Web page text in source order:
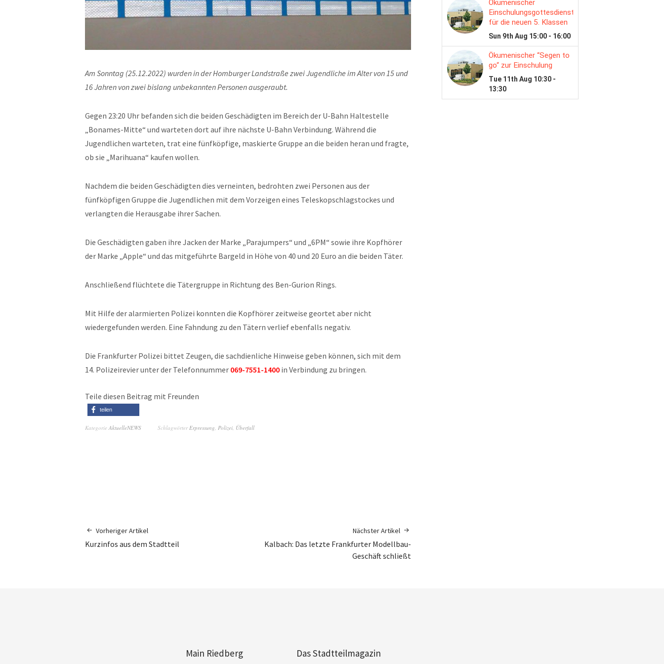
Am Sonntag (25.12.2022) wurden in der Homburger Landstraße zwei Jugendliche im Alter von 15 und
16 Jahren von zwei bislang unbekannten Personen ausgeraubt.
Gegen 23:20 Uhr befanden sich die beiden Geschädigten im Bereich der U-Bahn Haltestelle
„Bonames-Mitte“ und warteten dort auf ihre nächste U-Bahn Verbindung. Während die
Jugendlichen warteten, trat eine fünfköpfige, maskierte Gruppe an die beiden heran und fragte,
ob sie „Marihuana“ kaufen wollen.
Nachdem die beiden Geschädigten dies verneinten, bedrohten zwei Personen aus der
fünfköpfigen Gruppe die Jugendlichen mit dem Vorzeigen eines Teleskopschlagstockes und
verlangten die Herausgabe ihrer Sachen.
Die Geschädigten gaben ihre Jacken der Marke „Parajumpers“ und „6PM“ sowie ihre Kopfhörer
der Marke „Apple“ und das mitgeführte Bargeld in Höhe von 40 und 20 Euro an die beiden Täter.
Anschließend flüchtete die Tätergruppe in Richtung des Ben-Gurion Rings.
Mit Hilfe der alarmierten Polizei konnten die Kopfhörer zeitweise geortet aber nicht
wiedergefunden werden. Eine Fahndung zu den Tätern verlief ebenfalls negativ.
Die Frankfurter Polizei bittet Zeugen, die sachdienliche Hinweise geben können, sich mit dem
14. Polizeirevier unter der Telefonnummer 069-7551-1400 in Verbindung zu bringen.
Teile diesen Beitrag mit Freunden
teilen
Kategorie AktuelleNEWS SchlagwörterErpressung, Polizei, Überfall
Vorheriger Artikel
Kurzinfos aus dem Stadtteil
Nächster Artikel
Kalbach: Das letzte Frankfurter Modellbau-
Geschäft schließt
Main Riedberg Das Stadtteilmagazin